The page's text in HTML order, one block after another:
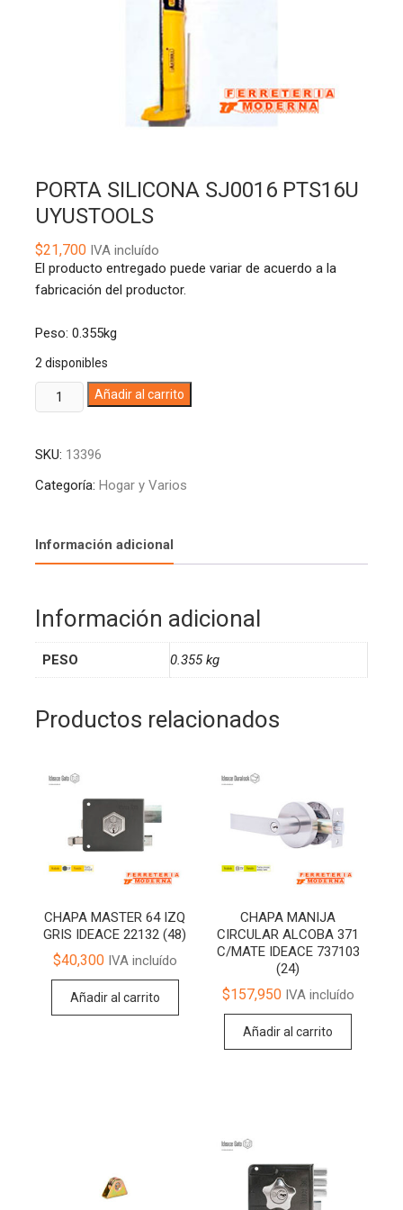
PORTA SILICONA SJ0016 PTS16U
UYUSTOOLS
$21,700IVA incluído
El producto entregado puede variar de acuerdo a la
fabricación del productor.
Peso: 0.355kg
2 disponibles
PORTA
SILICONA
PTS16U
UYUSTOOLS
Añadir al carrito
i
e
:
SKU: 13396
Categoría: Hogar y Varios
Información adicional
Información adicional
PESO 0.355 kg
Productos relacionados
CHAPA MASTER 64 IZQ
GRIS IDEACE 22132 (48)
$40,300IVA incluído
Añadir al carrito
CHAPA MANIJA
CIRCULAR ALCOBA 371
C/MATE IDEACE 737103
(24)
$157,950IVA incluído
Añadir al carrito